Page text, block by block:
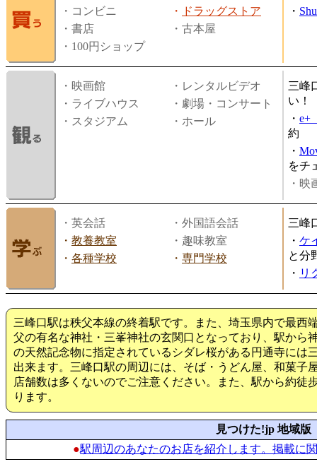
・コンビニ
・
ドラッグストア
・書店
・古本屋
・100円ショップ
・
・映画館
・レンタルビデオ
・ライブハウス
・劇場・コンサート
・スタジアム
・ホール
三峰
い！
・ e+
約
・
をチ
・映
・英会話
・外国語会話
・ 教養教室
・趣味教室
・ 各種学校 ・ 専門学校
三峰
・ ケ
と分
・ リ
三峰口駅は秩父本線の終着駅です。また、埼玉県内で最西
父の有名な神社・三峯神社の玄関口となっており、駅から
の天然記念物に指定されているシダレ桜がある円通寺には
出来ます。三峰口駅の周辺には、そば・うどん屋、和菓子
店舗数は多くないのでご注意ください。また、駅から約徒
ります。
見つけた!jp 地域版
●駅周辺のあなたのお店を紹介します。掲載に